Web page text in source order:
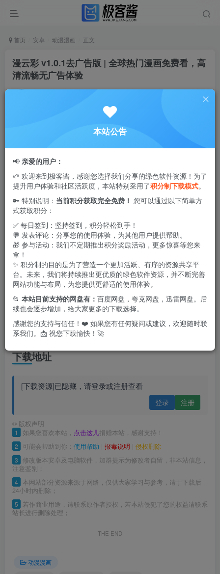
首页 安卓 动漫漫画 正文
漫云彩 v1.0.1去广告版 | 全球热门漫画免费看，高
清流畅无广告体验
私信
是一款集全球优质漫画于一体的全能型阅读应用，涵
盖日韩、欧美、港台及大陆等多地区的热门与原创作品，题
材丰富多样，满足不同类型读者的阅读偏好。平台致力于为
用户提供高清流畅的阅读体验，让你无论是追看连载还是补
可或缺的掌上阅读神器。
下载地址
[下载资源]已隐藏，请登录或注册查看
登录 注册
© 版权声明
1 如果您喜欢本站， 点击这儿捐赠本站，感谢支持！
2 可能会帮助到你： 使用帮助 | 报毒说明 | 侵权删除
3 修改版本安卓及电脑软件，加群提示为修改者自留，非本站信息，
注意鉴别；
4 本网站部分资源来源于网络，仅供大家学习与参考，请于下载后
24小时内删除；
5
若作商业用途，请联系原作者授权，若本站侵犯了您的权益请联系
站长进行删除处理；
THE END
动漫漫画
本站公告
📢 亲爱的用户：
🌱 欢迎来到极客酱，感谢您选择我们分享的绿色软件资源！为了
提升用户体验和社区活跃度，本站特别采用了积分制下载模式。
🔑 特别说明： 当前积分获取完全免费！ 您可以通过以下简单方
式获取积分：
✅ 每日签到：坚持签到，积分轻松到手！
💬 发表评论：分享您的使用体验，为其他用户提供帮助。
🎁 参与活动：我们不定期推出积分奖励活动，更多惊喜等您来
拿！
✨ 积分制的目的是为了营造一个更加活跃、有序的资源共享平
台。未来，我们将持续推出更优质的绿色软件资源，并不断完善
网站功能与布局，为您提供更舒适的使用体验。
📂 本站目前支持的网盘有： 百度网盘，夸克网盘，迅雷网盘。后
续也会逐步增加，给大家更多的下载选择。
感谢您的支持与信任！❤️ 如果您有任何疑问或建议，欢迎随时联
系我们。📩 祝您下载愉快！🚀